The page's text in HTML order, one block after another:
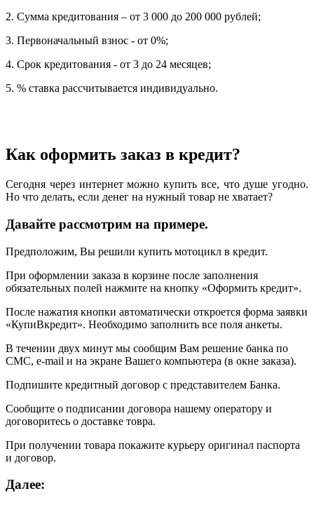
2. Сумма кредитования – от 3 000 до 200 000 рублей;
3. Первоначальный взнос - от 0%;
4. Срок кредитования - от 3 до 24 месяцев;
5. % ставка рассчитывается индивидуально.
Как оформить заказ в кредит?
Сегодня через интернет можно купить все, что душе угодно.
Но что делать, если денег на нужный товар не хватает?
Давайте рассмотрим на примере.
Предположим, Вы решили купить мотоцикл в кредит.
При оформлении заказа в корзине после заполнения
обязательных полей нажмите на кнопку «Оформить кредит».
После нажатия кнопки автоматически откроется форма заявки
«КупиВкредит». Необходимо заполнить все поля анкеты.
В течении двух минут мы сообщим Вам решение банка по
СМС, e-mail и на экране Вашего компьютера (в окне заказа).
Подпишите кредитный договор с представителем Банка.
Сообщите о подписании договора нашему оператору и
договоритесь о доставке товра.
При получении товара покажите курьеру оригинал паспорта
и договор.
Далее: